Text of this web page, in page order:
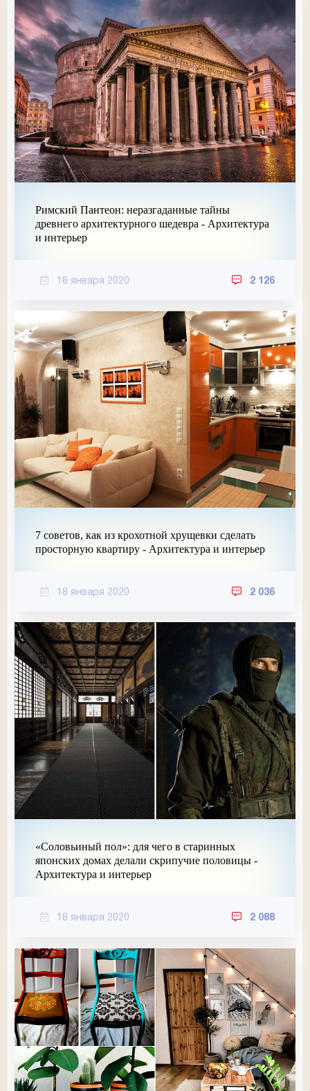
Римский Пантеон: неразгаданные тайны
древнего архитектурного шедевра - Архитектура
и интерьер
18 января 2020 2 126
7 советов, как из крохотной хрущевки сделать
просторную квартиру - Архитектура и интерьер
18 января 2020 2 036
«Соловьиный пол»: для чего в старинных
японских домах делали скрипучие половицы -
Архитектура и интерьер
18 января 2020 2 088